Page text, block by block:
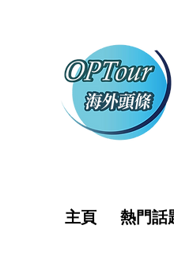
主頁 熱門話